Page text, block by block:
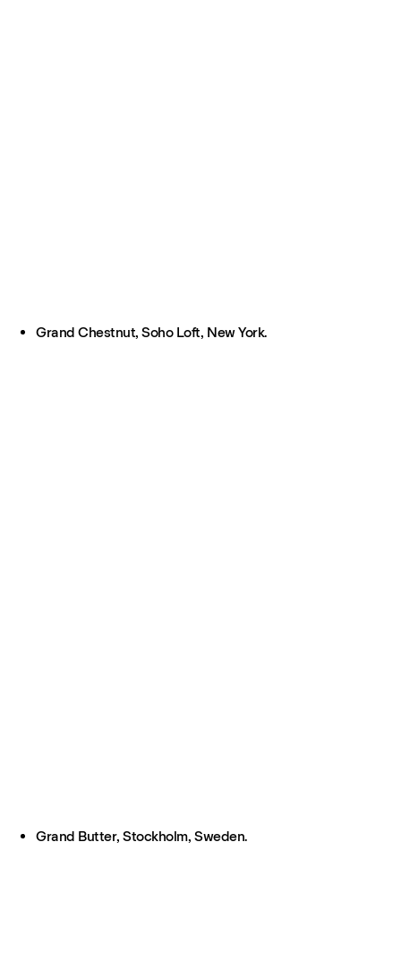
Grand Chestnut, Soho Loft, New York.
Grand Butter, Stockholm, Sweden.